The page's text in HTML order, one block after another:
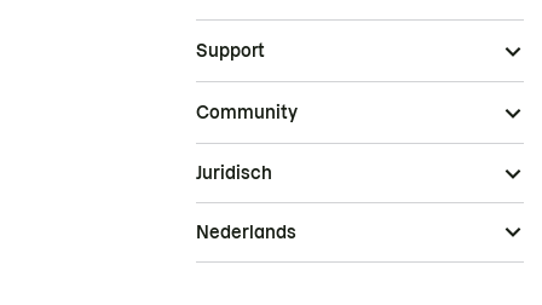
Support
Community
Juridisch
Nederlands